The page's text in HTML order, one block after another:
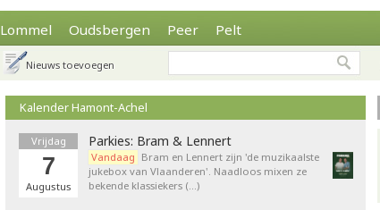
Lommel Oudsbergen Peer Pelt
Nieuws toevoegen
Kalender Hamont-Achel
Vrijdag
7
Augustus
Parkies: Bram & Lennert
Vandaag Bram en Lennert zijn 'de muzikaalste
jukebox van Vlaanderen'. Naadloos mixen ze
bekende klassiekers (…)